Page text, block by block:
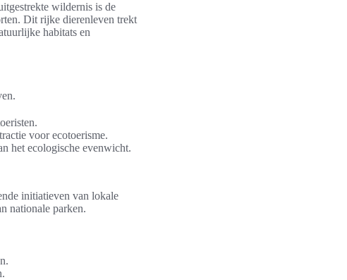
wildernis is de
Dit rijke dierenleven trekt
habitats en
voor ecotoerisme.
het ecologische evenwicht.
initiatieven van lokale
nationale parken.